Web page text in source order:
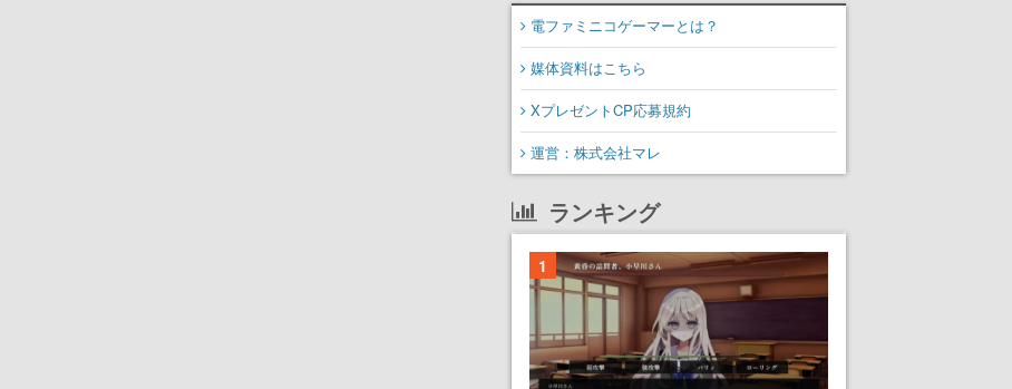
電ファミニコゲーマーとは？
媒体資料はこちら
XプレゼントCP応募規約
運営：株式会社マレ
ランキング
1